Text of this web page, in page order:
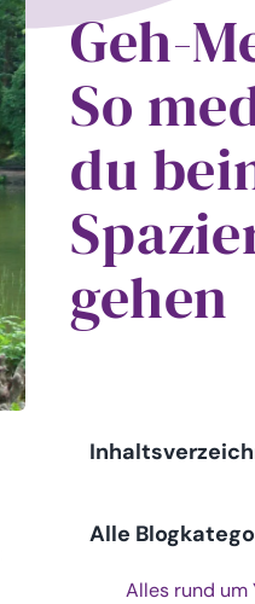
Geh-
So
du
gehen
Alle
Alles rund um